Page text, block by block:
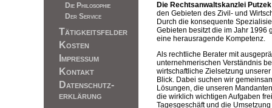
Die Philosophie
Der Service
Tätigkeitsfelder
Kosten
Impressum
Kontakt
Datenschutz-
erklärung
Die Rechtsanwaltskanzlei Putzek
den Gebieten des Zivil- und
Durch die konsequente
Gebieten besitzt die im Jahr 1996
eine herausragende Kompetenz.
Als rechtliche Berater mit
unternehmerischen Verständnis
wirtschaftliche Zielsetzung
Blick. Dabei suchen wir
Lösungen, die unseren
die wirklich wichtigen Aufgaben
Tagesgeschäft und die